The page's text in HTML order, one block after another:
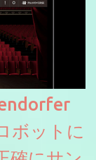
ボットに